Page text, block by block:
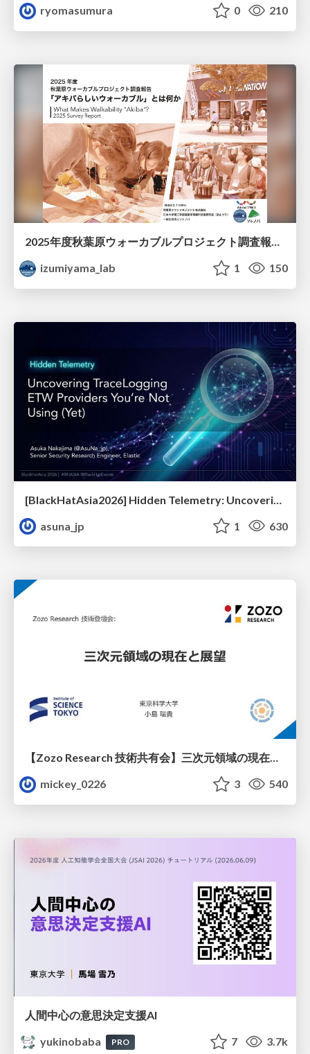
ryomasumura
0 210
2025年度秋葉原ウォーカブルプロジェクト調査報告 「アキバらしいウォーカブル」とは何か
izumiyama_lab
1 150
asuna_jp
1 630
【Zozo Research 技術共有会】三次元領域の現在と展望
mickey_0226
3 540
人間中心の意思決定支援AI
yukinobaba
PRO 7 3.7k